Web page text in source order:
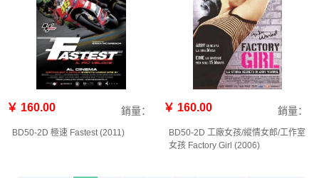
￥ 160.00 銷量：
BD50-2D 極速 Fastest (2011)
￥ 160.00 銷量：
BD50-2D 工廠女孩/縱情女郎/工作室
女孩 Factory Girl (2006)